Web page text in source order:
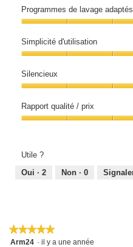
de
lavage,
5
5
Programmes de lavage adaptés
de
lavage
adaptés,
sur
5
Simplicité d'utilisation
d'utilisation,
5
sur
Silencieux
5
sur
5
Rapport qualité / prix
prix,
5
sur
5
Utile ?
Oui · 2 Non · 0
★★★★★
★★★★★
5
Arm24 · il y a une année